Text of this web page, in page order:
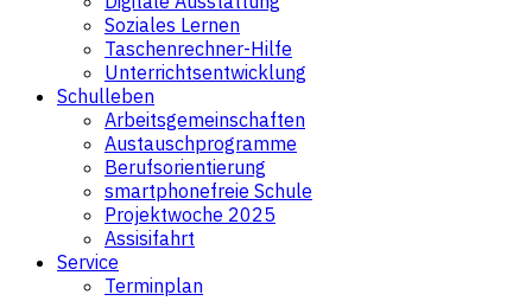
Soziales Lernen
Taschenrechner-Hilfe
Unterrichtsentwicklung
Schulleben
Arbeitsgemeinschaften
Austauschprogramme
Berufsorientierung
smartphonefreie Schule
Projektwoche 2025
Assisifahrt
Service
Terminplan